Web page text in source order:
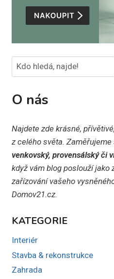
Hledat
O nás
Najdete zde krásné,
z celého světa. Zaměřujeme
venkovský, provensálský či
když vám blog poslouží jako
zařízování vašeho
Domov21.cz.
KATEGORIE
Interiér
Stavba & rekonstrukce
Zahrada